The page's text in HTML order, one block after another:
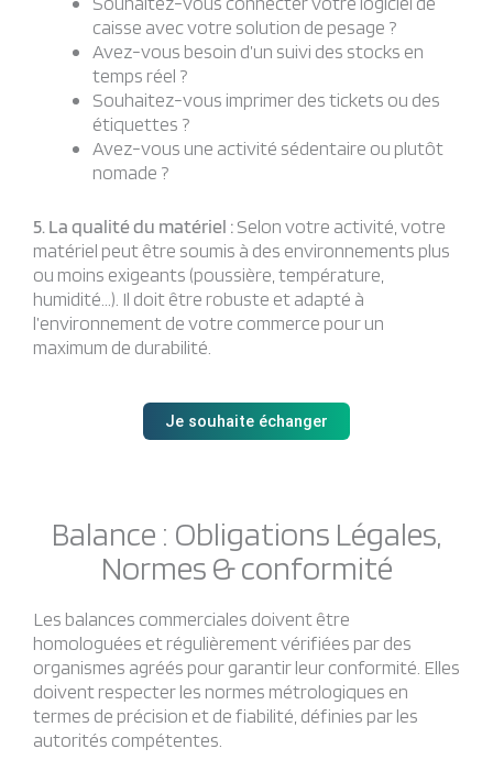
caisse avec votre solution de pesage ?
Avez-vous besoin d’un suivi des stocks en
temps réel ?
Souhaitez-vous imprimer des tickets ou des
étiquettes ?
Avez-vous une activité sédentaire ou plutôt
nomade ?
5. La qualité du matériel :Selon votre activité, votre
matériel peut être soumis à des environnements plus
ou moins exigeants (poussière, température,
humidité…). Il doit être robuste et adapté à
l’environnement de votre commerce pour un
maximum de durabilité.
Je souhaite échanger
Balance : Obligations Légales,
Normes & conformité
Les balances commerciales doivent être
homologuées et régulièrement vérifiées par des
organismes agréés pour garantir leur conformité. Elles
doivent respecter les normes métrologiques en
termes de précision et de fiabilité, définies par les
autorités compétentes.